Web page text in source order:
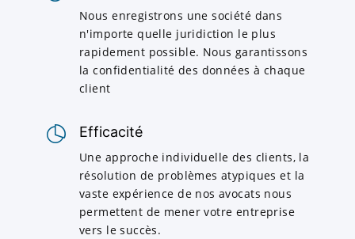
Nous enregistrons une société dans
n'importe quelle juridiction le plus
rapidement possible. Nous garantissons
la confidentialité des données à chaque
client
Efficacité
Une approche individuelle des clients, la
résolution de problèmes atypiques et la
vaste expérience de nos avocats nous
permettent de mener votre entreprise
vers le succès.